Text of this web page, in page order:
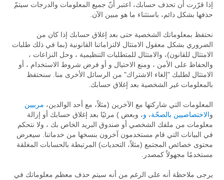
إذا قرّرت أن تحذف حسابك، اعتبر أنّ جميع المعلومات والدرجات سيتمّ
حذفها بشكل دائم، باستثناء ما هو مبين الآن.
نحتفظ بمعلوماتك الشخصية حتى بعد إغلاق حسابك إذا كان من
الضروري بشكل معقول الامتثال لالتزاماتنا القانونية (بما في ذلك طلبات
الامتثال للقانون)، والامتثال للمتطلبات التنظيمية ، وحل النزاعات ،
والحفاظ على الأمن ، ومنع الاحتيال و أو فرض شروط الاستخدام ، أو
الامتثال لطلبك "إلغاء الاشتراك" من الرسائل الأخرى منا. سنحتفظ
بالمعلومات غير الشخصية بعد إغلاق حسابك.
المعلومات التي شاركتها مع الآخرين (مثلاً، مع أحد الوالدين، مربيين
والاختصاصيين بالصحّة، و، وبعض ) مرئيًا بعد إغلاق حسابك أو إزالة
معلومات من ملفك الشخصي أو صندوق البريد الخاص بك ، ولا نتحكم
في البيانات التي قام مستخدمون آخرون بنسخها من خدماتنا. سيعرض
محتوى خصائص المجتمع (مثلاً، التحديات) المرتبطة بالحسابات المغلقة
مستخدمًا مجهولاً كمصدر.
يرجى ملاحظة أنه على الرغم من أنه سيتم حذف معظم معلوماتك في